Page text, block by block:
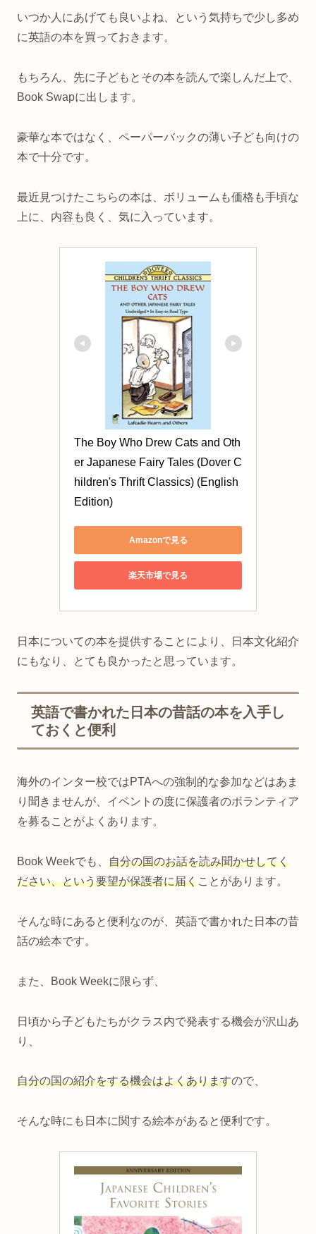
いつか人にあげても良いよね、という気持ちで少し多め
に英語の本を買っておきます。
もちろん、先に子どもとその本を読んで楽しんだ上で、
Book Swapに出します。
豪華な本ではなく、ペーパーバックの薄い子ども向けの
本で十分です。
最近見つけたこちらの本は、ボリュームも価格も手頃な
上に、内容も良く、気に入っています。
The Boy Who Drew Cats and Oth
er Japanese Fairy Tales (Dover C
hildren's Thrift Classics) (English
Edition)
Amazonで見る
楽天市場で見る
日本についての本を提供することにより、日本文化紹介
にもなり、とても良かったと思っています。
英語で書かれた日本の昔話の本を入手し
ておくと便利
海外のインター校ではPTAへの強制的な参加などはあま
り聞きませんが、イベントの度に保護者のボランティア
を募ることがよくあります。
Book Weekでも、 自分の国のお話を読み聞かせしてく
ださい、という要望が保護者に届くことがあります。
そんな時にあると便利なのが、英語で書かれた日本の昔
話の絵本です。
また、Book Weekに限らず、
日頃から子どもたちがクラス内で発表する機会が沢山あ
り、
自分の国の紹介をする機会はよくありますので、
そんな時にも日本に関する絵本があると便利です。